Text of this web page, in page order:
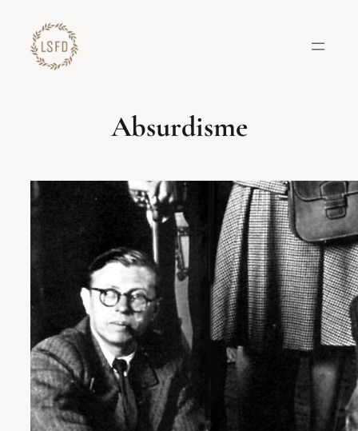
konten
Absurdisme